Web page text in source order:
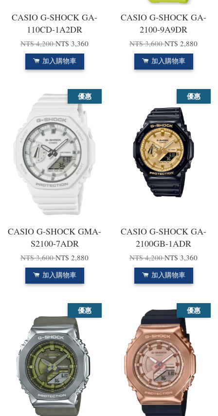
CASIO G-SHOCK GA-
110CD-1A2DR
NT$ 4,200NT$ 3,360
加入購物車
CASIO G-SHOCK GA-
2100-9A9DR
NT$ 3,600NT$ 2,880
加入購物車
優惠
CASIO G-SHOCK GMA-
S2100-7ADR
NT$ 3,600NT$ 2,880
加入購物車
優惠
CASIO G-SHOCK GA-
2100GB-1ADR
NT$ 4,200NT$ 3,360
加入購物車
優惠 優惠